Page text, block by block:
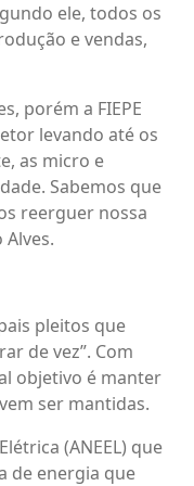
ele, todos os
e vendas,
porém a FIEPE
levando até os
as micro e
Sabemos que
reerguer nossa
pleitos que
de vez”. Com
objetivo é manter
ser mantidas.
(ANEEL) que
de energia que